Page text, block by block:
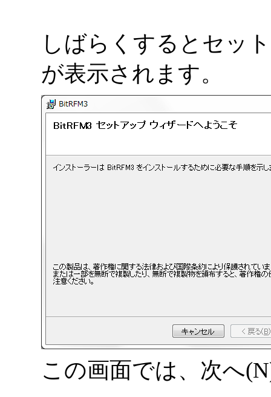
しばらくするとセッ
が表示されます。
この画面では、次へ